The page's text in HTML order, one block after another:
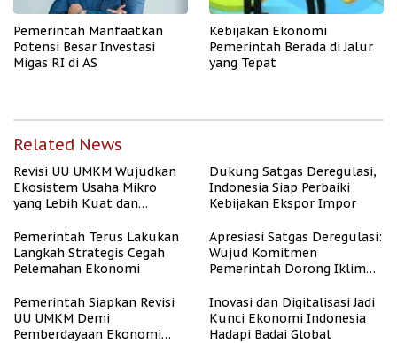
Pemerintah Manfaatkan
Potensi Besar Investasi
Migas RI di AS
Kebijakan Ekonomi
Pemerintah Berada di Jalur
yang Tepat
Related News
Revisi UU UMKM Wujudkan
Ekosistem Usaha Mikro
yang Lebih Kuat dan
Dukung Satgas Deregulasi,
Indonesia Siap Perbaiki
Kebijakan Ekspor Impor
Pemerintah Terus Lakukan
Langkah Strategis Cegah
Pelemahan Ekonomi
Apresiasi Satgas Deregulasi:
Wujud Komitmen
Pemerintah Dorong Iklim
Pemerintah Siapkan Revisi
UU UMKM Demi
Pemberdayaan Ekonomi
Inovasi dan Digitalisasi Jadi
Kunci Ekonomi Indonesia
Hadapi Badai Global